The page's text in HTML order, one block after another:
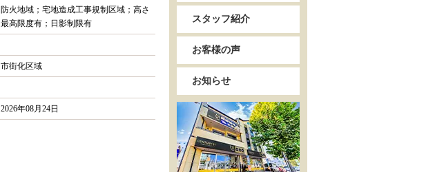
防火地域；宅地造成工事規制区域；高さ
最高限度有；日影制限有
市街化区域
2026年08月24日
スタッフ紹介
お客様の声
お知らせ